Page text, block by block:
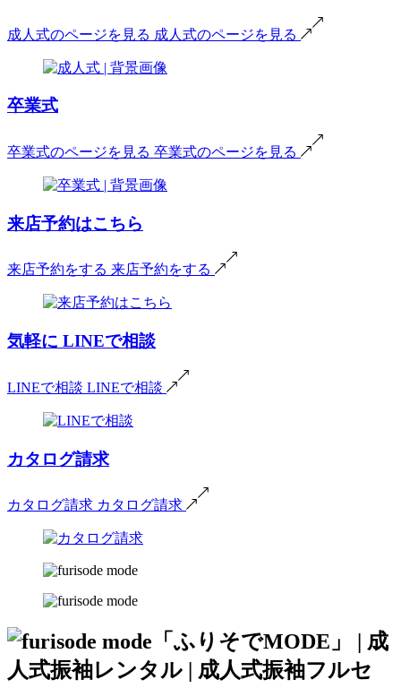
成人式のページを見る 成人式のページを見る
卒業式
卒業式のページを見る 卒業式のページを見る
来店予約はこちら
来店予約をする 来店予約をする
気軽に LINEで相談
LINEで相談 LINEで相談
カタログ請求
カタログ請求 カタログ請求